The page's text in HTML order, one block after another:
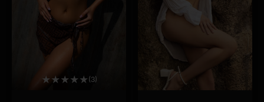
★★ ★ ★ ★ (3)